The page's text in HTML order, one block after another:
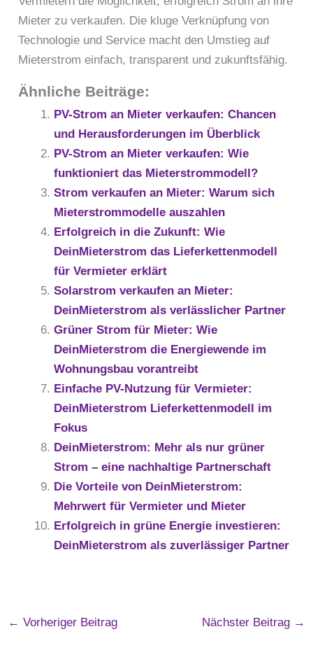
Mieter zu verkaufen. Die kluge Verknüpfung von
Technologie und Service macht den Umstieg auf
Mieterstrom einfach, transparent und zukunftsfähig.
Ähnliche Beiträge:
PV-Strom an Mieter verkaufen: Chancen
und Herausforderungen im Überblick
PV-Strom an Mieter verkaufen: Wie
funktioniert das Mieterstrommodell?
Strom verkaufen an Mieter: Warum sich
Mieterstrommodelle auszahlen
Erfolgreich in die Zukunft: Wie
DeinMieterstrom das Lieferkettenmodell
für Vermieter erklärt
Solarstrom verkaufen an Mieter:
DeinMieterstrom als verlässlicher Partner
Grüner Strom für Mieter: Wie
DeinMieterstrom die Energiewende im
Wohnungsbau vorantreibt
Einfache PV-Nutzung für Vermieter:
DeinMieterstrom Lieferkettenmodell im
Fokus
DeinMieterstrom: Mehr als nur grüner
Strom – eine nachhaltige Partnerschaft
Die Vorteile von DeinMieterstrom:
Mehrwert für Vermieter und Mieter
Erfolgreich in grüne Energie investieren:
DeinMieterstrom als zuverlässiger Partner
← Vorheriger Beitrag Nächster Beitrag →